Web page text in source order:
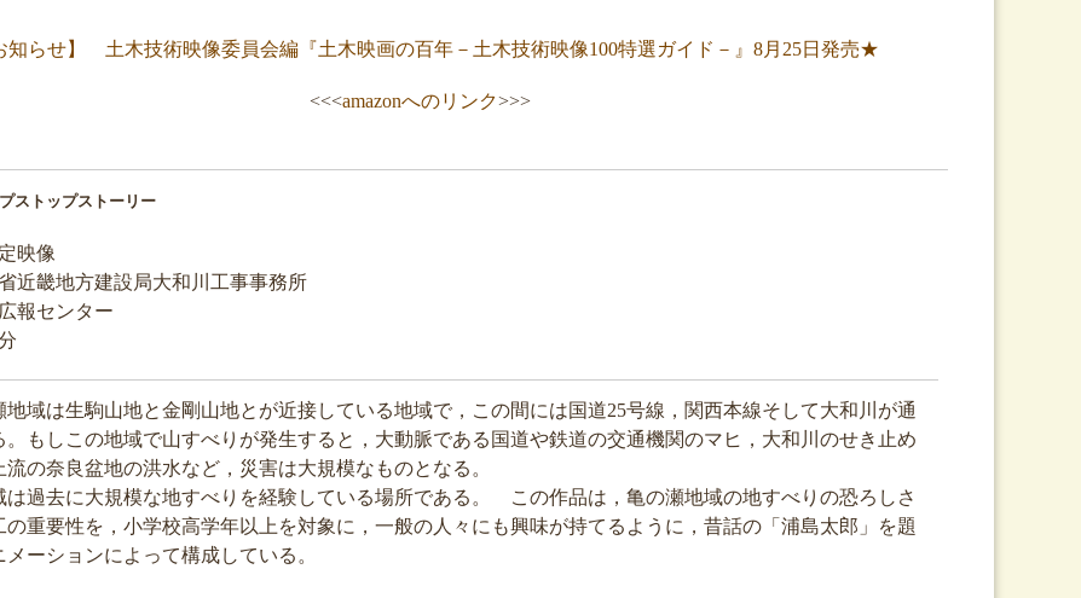
らせ】 土木技術映像委員会編『土木映画の百年－土木技術映像100特選ガイド－』8月25日発売★
<<<amazonへのリンク>>>
ストップストーリー
映像
近畿地方建設局大和川工事事務所
報センター
域は生駒山地と金剛山地とが近接している地域で，この間には国道25号線，関西本線そして大和川が通
。もしこの地域で山すべりが発生すると，大動脈である国道や鉄道の交通機関のマヒ，大和川のせき止め
流の奈良盆地の洪水など，災害は大規模なものとなる。
は過去に大規模な地すべりを経験している場所である。 この作品は，亀の瀬地域の地すべりの恐ろしさ
の重要性を，小学校高学年以上を対象に，一般の人々にも興味が持てるように，昔話の「浦島太郎」を題
メーションによって構成している。